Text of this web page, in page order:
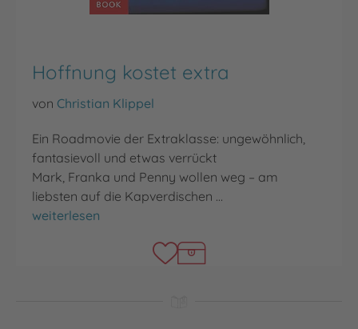
Hoffnung kostet extra
von Christian Klippel
Ein Roadmovie der Extraklasse: ungewöhnlich,
fantasievoll und etwas verrückt
Mark, Franka und Penny wollen weg – am
liebsten auf die Kapverdischen …
Hoffnung kostet extra
weiterlesen